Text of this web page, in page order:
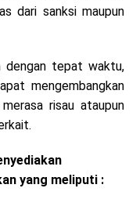
dari sanksi maupun
dengan tepat waktu,
mengembangkan
risau ataupun
yang meliputi :